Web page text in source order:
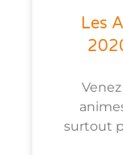
Les
surtout